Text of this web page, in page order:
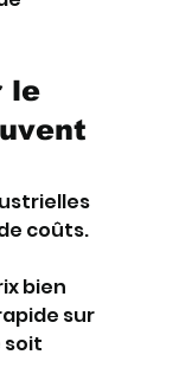
le
coûts.
bien
sur
soit